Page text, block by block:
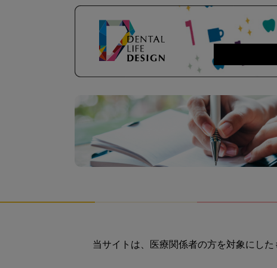
当サイトは、医療関係者の方を対象にし